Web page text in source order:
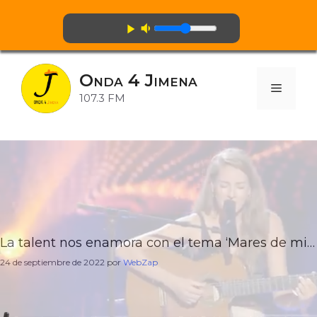
Saltar
contenido
play_arrow volume_down
Onda 4 Jimena
107.3 FM
Menú
La talent nos enamora con el tema ‘Mares de miel’ en las Audiciones a ciegas de La Voz
24 de septiembre de 2022 porWebZap